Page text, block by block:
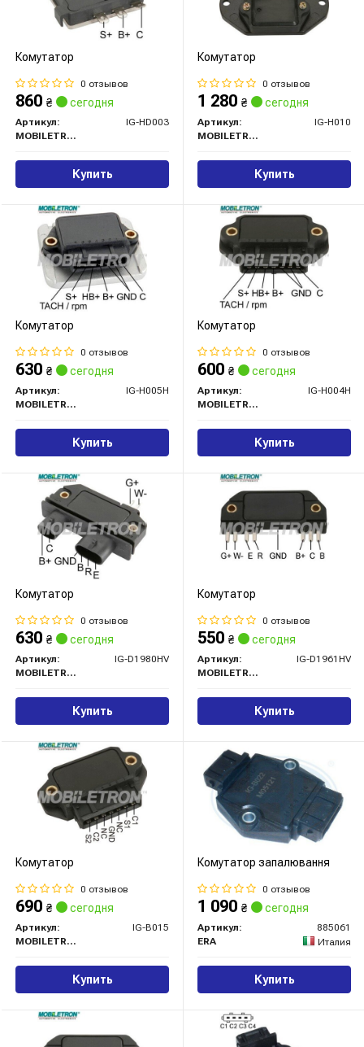
Комутатор
0 отзывов
860 ₴ сегодня
Артикул:
IG-HD003
MOBILETRON
Купить
Комутатор
0 отзывов
1 280 ₴ сегодня
Артикул:
IG-H010
MOBILETRON
Купить
Комутатор
0 отзывов
630 ₴ сегодня
Артикул:
IG-H005H
MOBILETRON
Купить
Комутатор
0 отзывов
600 ₴ сегодня
Артикул:
IG-H004H
MOBILETRON
Купить
Комутатор
0 отзывов
630 ₴ сегодня
Артикул:
IG-D1980HV
MOBILETRON
Купить
Комутатор
0 отзывов
550 ₴ сегодня
Артикул:
IG-D1961HV
MOBILETRON
Купить
Комутатор
0 отзывов
690 ₴ сегодня
Артикул:
IG-B015
MOBILETRON
Купить
Комутатор запалювання
0 отзывов
1 090 ₴ сегодня
Артикул:
885061
ERA
Италия
Купить